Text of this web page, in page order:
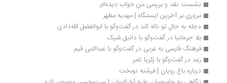
نشست نقد و بررسی من خواب دیده‌ام
مروری بر آخرین ایستگاه | مهدیه مطهر
دجله به حال تو ناله کند در گفت‌وگو با ابوالفضل الله‌دادی
بلا جرمانیا در گفت‌وگو با دانیل شپک
فرهنگ فارسی به عربی در گفت‌وگو با عبدالنبی قیم
رعد در گفت‌وگو با زکریا تامر
درباره‌ باغ رویان | فرشته نوبخت